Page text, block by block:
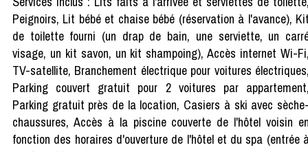
Peignoirs, Lit bébé et chaise bébé (réservation à l'avance),
de toilette fourni (un drap de bain, une serviette, un
visage, un kit savon, un kit shampoing), Accès internet Wi-
TV-satellite, Branchement électrique pour voitures
Parking couvert gratuit pour 2 voitures par
Parking gratuit près de la location, Casiers à ski avec
chaussures, Accès à la piscine couverte de l'hôtel voisin
fonction des horaires d'ouverture de l'hôtel et du spa (entrée